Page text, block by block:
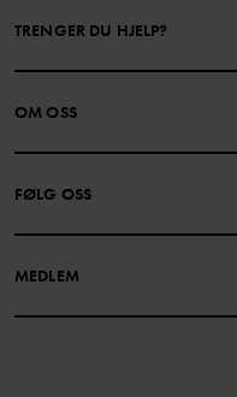
TRENGER DU HJELP?
KONTAKTE OSS
GAVEKORTSALDO
PERSONVERNPOLICY
OM OSS
FØLG OSS
MEDLEM